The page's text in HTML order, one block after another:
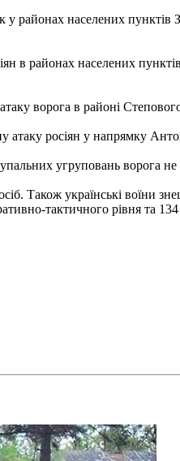
районах населених
в районах населених
ворога в районі
атаку росіян у напрямку
угруповань ворога не
Також українські воїни
тактичного рівня та